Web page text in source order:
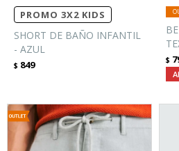
PROMO 3X2 KIDS
SHORT DE BAÑO INFANTIL
- AZUL
$ 849 $